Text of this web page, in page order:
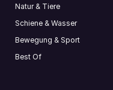
https://www.azw.at/de/